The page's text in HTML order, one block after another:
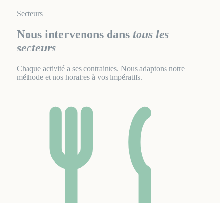
Secteurs
Nous intervenons dans tous les
secteurs
Chaque activité a ses contraintes. Nous adaptons notre
méthode et nos horaires à vos impératifs.